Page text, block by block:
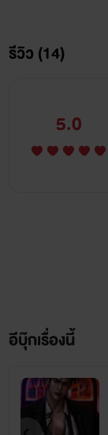
รีวิว (14)
5.0
อีบุ๊กเรื่องนี้